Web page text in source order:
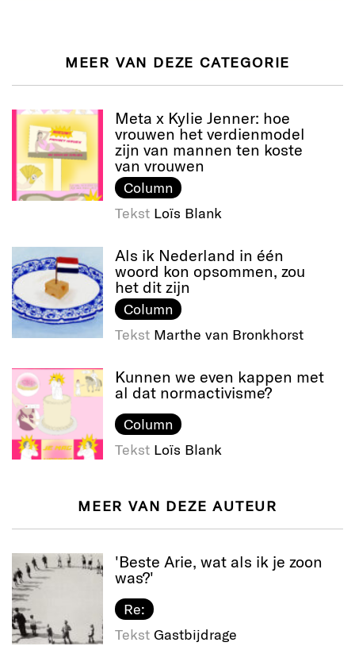
MEER VAN DEZE CATEGORIE
Meta x Kylie Jenner: hoe
vrouwen het verdienmodel
zijn van mannen ten koste
van vrouwen
Column
Tekst Loïs Blank
Als ik Nederland in één
woord kon opsommen, zou
het dit zijn
Column
Tekst Marthe van Bronkhorst
Kunnen we even kappen met
al dat normactivisme?
Column
Tekst Loïs Blank
MEER VAN DEZE AUTEUR
'Beste Arie, wat als ik je zoon
was?'
Re:
Tekst Gastbijdrage